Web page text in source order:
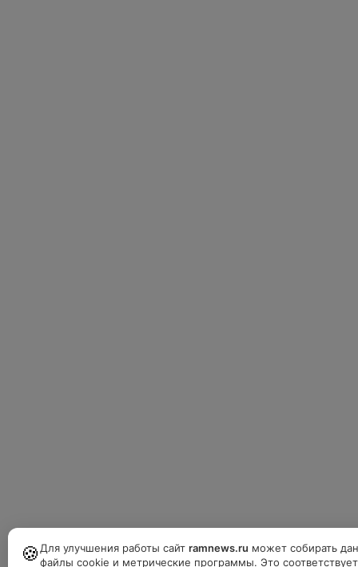
🍪 Для улучшения работы сайт ramnews.ru может собирать
файлы cookie и метрические программы. Это